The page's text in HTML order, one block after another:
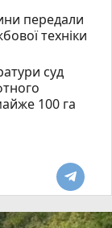
передали
техніки
суд
100 га